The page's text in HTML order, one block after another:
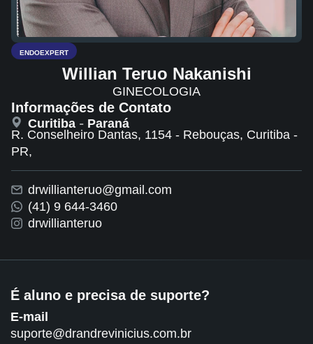
ENDOEXPERT
Willian Teruo Nakanishi
GINECOLOGIA
Informações de Contato
Curitiba - Paraná
R. Conselheiro Dantas, 1154 - Rebouças, Curitiba -
PR,
drwillianteruo@gmail.com
(41) 9 644-3460
drwillianteruo
É aluno e precisa de suporte?
E-mail
suporte@drandrevinicius.com.br